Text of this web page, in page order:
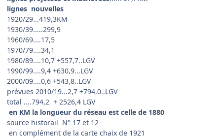
lignes nouvelles
1920/29...419,3KM
1930/39.....299,9
1960/69....17,5
1970/79....34,1
1980/89....10,7 +557,7..LGV
1990/99....9,4 +630,9...LGV
2000/09....0,6 +543,8..LGV
prévues 2010/19...2,7 +794,0..LGV
total ....794,2 + 2526,4 LGV
en KM la longueur du réseau est celle de 1880
source historail N° 17 et 12
en complément de la carte chaix de 1921